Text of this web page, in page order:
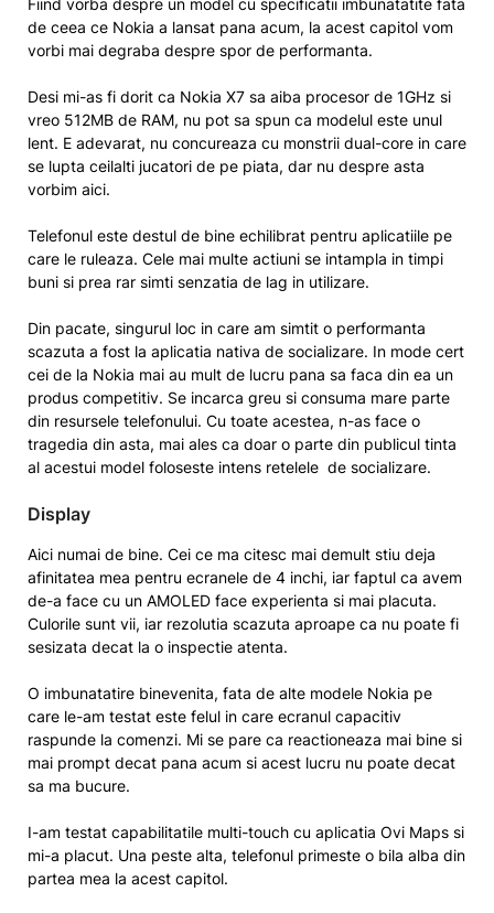
Fiind vorba despre un model cu specificatii imbunatatite fata
de ceea ce Nokia a lansat pana acum, la acest capitol vom
vorbi mai degraba despre spor de performanta.
Desi mi-as fi dorit ca Nokia X7 sa aiba procesor de 1GHz si
vreo 512MB de RAM, nu pot sa spun ca modelul este unul
lent. E adevarat, nu concureaza cu monstrii dual-core in care
se lupta ceilalti jucatori de pe piata, dar nu despre asta
vorbim aici.
Telefonul este destul de bine echilibrat pentru aplicatiile pe
care le ruleaza. Cele mai multe actiuni se intampla in timpi
buni si prea rar simti senzatia de lag in utilizare.
Din pacate, singurul loc in care am simtit o performanta
scazuta a fost la aplicatia nativa de socializare. In mode cert
cei de la Nokia mai au mult de lucru pana sa faca din ea un
produs competitiv. Se incarca greu si consuma mare parte
din resursele telefonului. Cu toate acestea, n-as face o
tragedia din asta, mai ales ca doar o parte din publicul tinta
al acestui model foloseste intens retelele de socializare.
Display
Aici numai de bine. Cei ce ma citesc mai demult stiu deja
afinitatea mea pentru ecranele de 4 inchi, iar faptul ca avem
de-a face cu un AMOLED face experienta si mai placuta.
Culorile sunt vii, iar rezolutia scazuta aproape ca nu poate fi
sesizata decat la o inspectie atenta.
O imbunatatire binevenita, fata de alte modele Nokia pe
care le-am testat este felul in care ecranul capacitiv
raspunde la comenzi. Mi se pare ca reactioneaza mai bine si
mai prompt decat pana acum si acest lucru nu poate decat
sa ma bucure.
I-am testat capabilitatile multi-touch cu aplicatia Ovi Maps si
mi-a placut. Una peste alta, telefonul primeste o bila alba din
partea mea la acest capitol.